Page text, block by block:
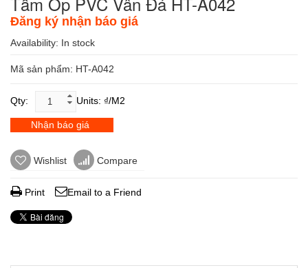
Đăng ký nhận báo giá
Availability: In stock
Mã sản phẩm: HT-A042
Qty: Units: ₫/m2
Nhận báo giá
Wishlist Compare
Print Email to a Friend